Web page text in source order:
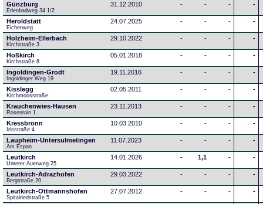
Günzburg
Erlenbadweg 34 1/2
31.12.2010 - - - -
Heroldstatt
Eichenweg
24.07.2025 - - - -
Holzheim-Ellerbach
Kirchstraße 3
29.10.2022 - - - -
Hoßkirch
Kirchstraße 8
05.01.2018 - - - -
Ingoldingen-Grodt
Ingoldinger Weg 19
19.11.2016 - - - -
Kisslegg
Kirchmoosstraße
02.05.2011 - - - -
Krauchenwies-Hausen
Rosenrain 1
23.11.2013 - - - -
Kressbronn
Irisstraße 4
10.03.2010 - - - -
Laupheim-Untersulmetingen
Am Espan
11.07.2023 - - - -
Leutkirch
Unterer Auenweg 25
14.01.2026 - 1,1 - -
Leutkirch-Adrazhofen
Bergstraße 20
29.03.2022 - - - -
Leutkirch-Ottmannshofen
Spitalriedstraße 5
27.07.2012 - - - -